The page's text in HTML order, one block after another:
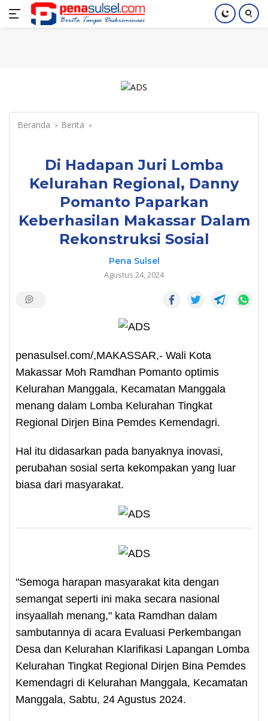
Langsung
Home Nasional Pendidikan Index
Beranda Berita
Di Hadapan Juri Lomba
Kelurahan Regional, Danny
Pomanto Paparkan
Keberhasilan Makassar Dalam
Rekonstruksi Sosial
Pena Sulsel
Agustus 24, 2024
penasulsel.com/,MAKASSAR,- Wali Kota
Makassar Moh Ramdhan Pomanto optimis
Kelurahan Manggala, Kecamatan Manggala
menang dalam Lomba Kelurahan Tingkat
Regional Dirjen Bina Pemdes Kemendagri.
Hal itu didasarkan pada banyaknya inovasi,
perubahan sosial serta kekompakan yang luar
biasa dari masyarakat.
"Semoga harapan masyarakat kita dengan
semangat seperti ini maka secara nasional
insyaallah menang," kata Ramdhan dalam
sambutannya di acara Evaluasi Perkembangan
Desa dan Kelurahan Klarifikasi Lapangan Lomba
Kelurahan Tingkat Regional Dirjen Bina Pemdes
Kemendagri di Kelurahan Manggala, Kecamatan
Manggala, Sabtu, 24 Agustus 2024.